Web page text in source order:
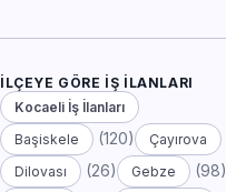
İLÇEYE GÖRE İŞ İLANLARI
Kocaeli İş İlanları
Başiskele
(120) Çayırova
Dilovası (26) Gebze (98)